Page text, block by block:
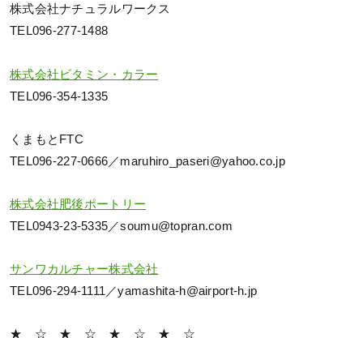
株式会社ナチュラルワークス
TEL096-277-1488
株式会社ビタミン・カラー
TEL096-354-1335
くまもとFTC
TEL096-227-0666／maruhiro_paseri@yahoo.co.jp
株式会社肥後ポートリー
TEL0943-23-5335／soumu@topran.com
サンワカルチャー株式会社
TEL096-294-1111／yamashita-h@airport-h.jp
★ ☆ ★ ☆ ★ ☆ ★ ☆